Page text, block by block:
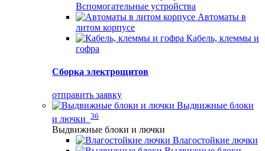
Вспомогательные устройства
Автоматы в
литом корпусе
Кабель, клеммы и
гофра
Сборка электрощитов
отправить заявку
Выдвижные блоки
и лючки 36
Выдвижные блоки и лючки
Влагостойкие лючки